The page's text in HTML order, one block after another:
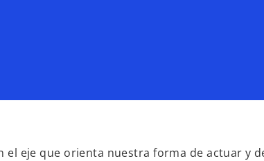
el eje que orienta nuestra forma de actuar y